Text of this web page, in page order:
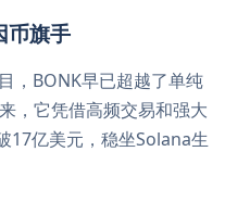
币旗手
，BONK早已超越了单纯
，它凭借高频交易和强大
17亿美元，稳坐Solana生